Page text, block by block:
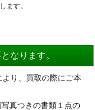
ます。
なります。
り、買取の際にご本
真つきの書類１点の